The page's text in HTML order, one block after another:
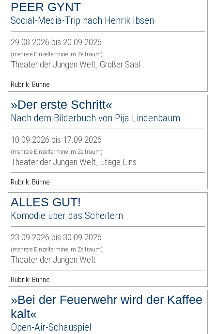
PEER GYNT
Social-Media-Trip nach Henrik Ibsen
29.08.2026 bis 20.09.2026
(mehrere Einzeltermine im Zeitraum)
Theater der Jungen Welt, Großer Saal
Rubrik: Bühne
»Der erste Schritt«
Nach dem Bilderbuch von Pija Lindenbaum
10.09.2026 bis 17.09.2026
(mehrere Einzeltermine im Zeitraum)
Theater der Jungen Welt, Etage Eins
Rubrik: Bühne
ALLES GUT!
Komödie über das Scheitern
23.09.2026 bis 30.09.2026
(mehrere Einzeltermine im Zeitraum)
Theater der Jungen Welt
Rubrik: Bühne
»Bei der Feuerwehr wird der Kaffee
kalt«
Open-Air-Schauspiel